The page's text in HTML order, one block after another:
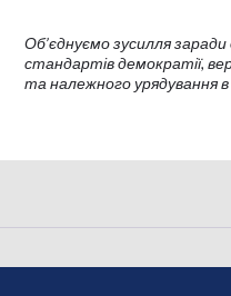
Об’єднуємо зусилля заради
стандартів демократії,
та належного урядування в